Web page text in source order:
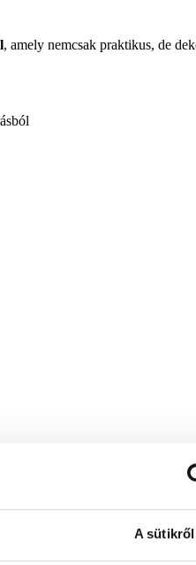
A sütikről
, amely nemcsak praktikus, de
és természetközeli érzést visz a